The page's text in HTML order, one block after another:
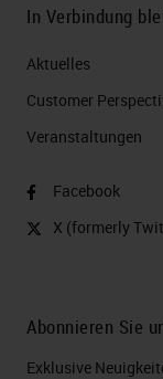
In Verbindung
Aktuelles
Customer
Veranstaltungen
Facebook
X (formerly
Abonnieren Sie
Exklusive